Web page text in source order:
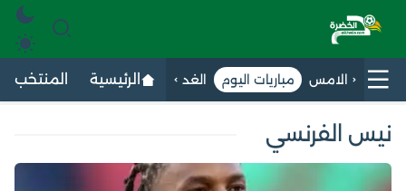
الامس مباريات اليوم الغد الرئيسية المنتخب
نيس الفرنسي